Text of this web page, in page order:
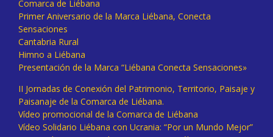
Comarca de Liébana
Primer Aniversario de la Marca Liébana, Conecta
Sensaciones
Cantabria Rural
Himno a Liébana
Presentación de la Marca “Liébana Conecta Sensaciones»
II Jornadas de Conexión del Patrimonio, Territorio, Paisaje y
Paisanaje de la Comarca de Liébana.
Vídeo promocional de la Comarca de Liébana
Vídeo Solidario Liébana con Ucrania: “Por un Mundo Mejor”